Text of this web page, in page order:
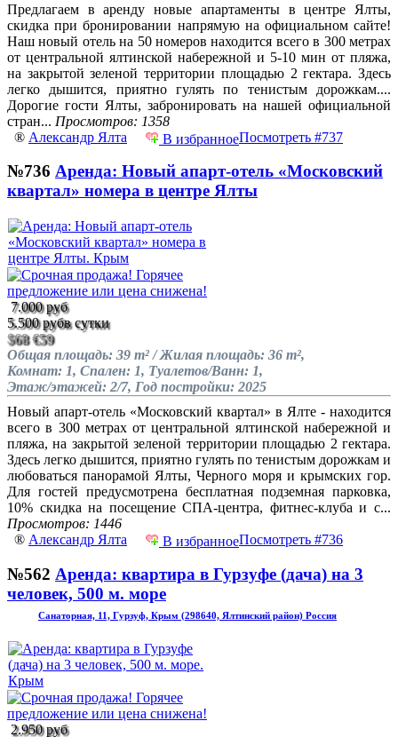
Предлагаем в аренду новые апартаменты в центре Ялты,
скидка при бронировании напрямую на официальном сайте!
Наш новый отель на 50 номеров находится всего в 300 метрах
от центральной ялтинской набережной и 5-10 мин от пляжа,
на закрытой зеленой территории площадью 2 гектара. Здесь
легко дышится, приятно гулять по тенистым дорожкам....
Дорогие гости Ялты, забронировать на нашей официальной
стран... Просмотров: 1358
® Александр Ялта В избранноеПосмотреть #737
№736 Аренда: Новый апарт-отель «Московский
квартал» номера в центре Ялты
7.000 руб
5.500 рубв сутки
$68 €59
Общая площадь: 39 m² / Жилая площадь: 36 m²,
Комнат: 1, Спален: 1, Туалетов/Ванн: 1,
Этаж/этажей: 2/7, Год постройки: 2025
Новый апарт-отель «Московский квартал» в Ялте - находится
всего в 300 метрах от центральной ялтинской набережной и
пляжа, на закрытой зеленой территории площадью 2 гектара.
Здесь легко дышится, приятно гулять по тенистым дорожкам и
любоваться панорамой Ялты, Черного моря и крымских гор.
Для гостей предусмотрена бесплатная подземная парковка,
10% скидка на посещение СПА-центра, фитнес-клуба и с...
Просмотров: 1446
® Александр Ялта В избранноеПосмотреть #736
№562 Аренда: квартира в Гурзуфе (дача) на 3
человек, 500 м. море
Санаторная, 11, Гурзуф, Крым (298640, Ялтинский район) Россия
2.950 руб